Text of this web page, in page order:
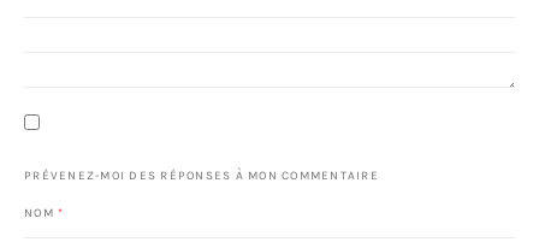
PRÉVENEZ-MOI DES RÉPONSES À MON COMMENTAIRE
NOM *